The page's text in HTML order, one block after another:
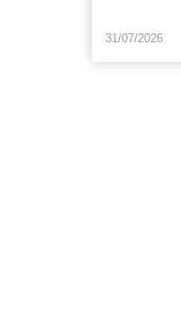
31/07/2026